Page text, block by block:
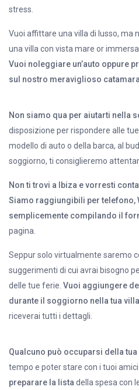
stress.
Vuoi affittare una villa di lusso, ma
una villa con vista mare or
Vuoi noleggiare un’auto oppure
sul nostro meraviglioso
Non siamo qua per aiutarti nella
disposizione per rispondere alle
modello di auto o della barca, al
soggiorno, ti consiglieremo
Non ti trovi a Ibiza e vorresti
Siamo raggiungibili per telefono,
semplicemente compilando il
pagina.
Seppur solo virtualmente saremo
suggerimenti di cui avrai bisogno
delle tue ferie.Vuoi aggiungere
durante il soggiorno nella tua
riceverai tutti i dettagli.
Qualcuno può occuparsi della tua
tempo e poter stare con i tuoi amici
preparare la lista della spesa con